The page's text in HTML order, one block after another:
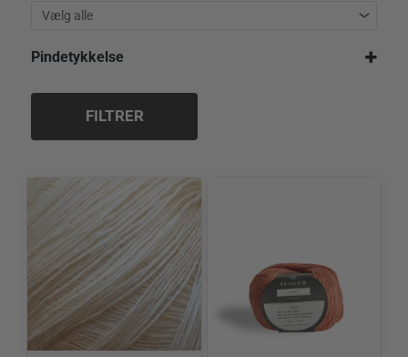
Pindetykkelse
3,5 mmFILTRER